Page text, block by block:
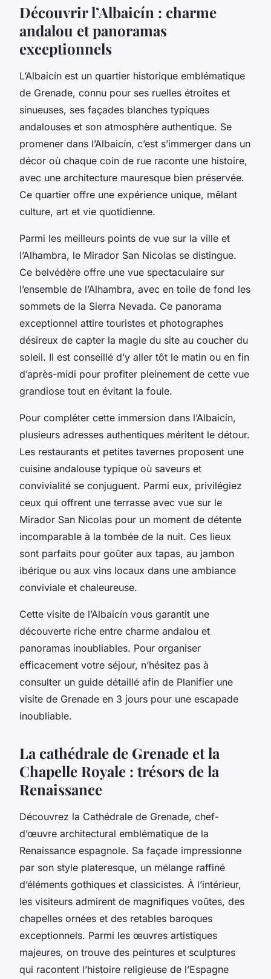
Découvrir l’Albaicín : charme
andalou et panoramas
exceptionnels
L’Albaicín est un quartier historique emblématique
de Grenade, connu pour ses ruelles étroites et
sinueuses, ses façades blanches typiques
andalouses et son atmosphère authentique. Se
promener dans l’Albaicín, c’est s’immerger dans un
décor où chaque coin de rue raconte une histoire,
avec une architecture mauresque bien préservée.
Ce quartier offre une expérience unique, mêlant
culture, art et vie quotidienne.
Parmi les meilleurs points de vue sur la ville et
l’Alhambra, le Mirador San Nicolas se distingue.
Ce belvédère offre une vue spectaculaire sur
l’ensemble de l’Alhambra, avec en toile de fond les
sommets de la Sierra Nevada. Ce panorama
exceptionnel attire touristes et photographes
désireux de capter la magie du site au coucher du
soleil. Il est conseillé d’y aller tôt le matin ou en fin
d’après-midi pour profiter pleinement de cette vue
grandiose tout en évitant la foule.
Pour compléter cette immersion dans l’Albaicín,
plusieurs adresses authentiques méritent le détour.
Les restaurants et petites tavernes proposent une
cuisine andalouse typique où saveurs et
convivialité se conjuguent. Parmi eux, privilégiez
ceux qui offrent une terrasse avec vue sur le
Mirador San Nicolas pour un moment de détente
incomparable à la tombée de la nuit. Ces lieux
sont parfaits pour goûter aux tapas, au jambon
ibérique ou aux vins locaux dans une ambiance
conviviale et chaleureuse.
Cette visite de l’Albaicín vous garantit une
découverte riche entre charme andalou et
panoramas inoubliables. Pour organiser
efficacement votre séjour, n’hésitez pas à
consulter un guide détaillé afin de Planifier une
visite de Grenade en 3 jours pour une escapade
inoubliable.
La cathédrale de Grenade et la
Chapelle Royale : trésors de la
Renaissance
Découvrez la Cathédrale de Grenade, chef-
d’œuvre architectural emblématique de la
Renaissance espagnole. Sa façade impressionne
par son style plateresque, un mélange raffiné
d’éléments gothiques et classicistes. À l’intérieur,
les visiteurs admirent de magnifiques voûtes, des
chapelles ornées et des retables baroques
exceptionnels. Parmi les œuvres artistiques
majeures, on trouve des peintures et sculptures
qui racontent l’histoire religieuse de l’Espagne